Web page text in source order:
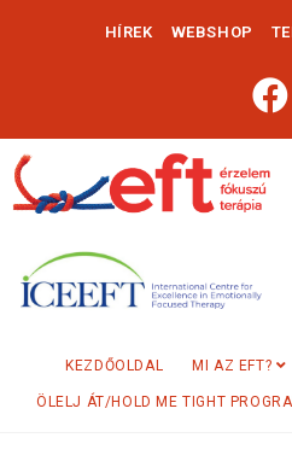
HÍREK WEBSHOP
KEZDŐOLDAL MI AZ EFT?
ÖLELJ ÁT/HOLD ME TIGHT